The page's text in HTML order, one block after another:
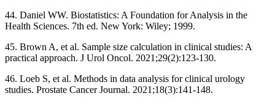
44. Daniel WW. Biostatistics: A Foundation for Analysis in the
Health Sciences. 7th ed. New York: Wiley; 1999.
45. Brown A, et al. Sample size calculation in clinical studies: A
practical approach. J Urol Oncol. 2021;29(2):123-130.
46. Loeb S, et al. Methods in data analysis for clinical urology
studies. Prostate Cancer Journal. 2021;18(3):141-148.